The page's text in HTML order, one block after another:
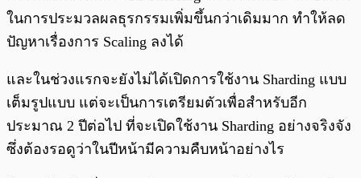
ในการประมวลผลธุรกรรมเพิ่มขึ้นกว่าเดิมมาก ทำให้ลด
ปัญหาเรื่องการ Scaling ลงได้
และในช่วงแรกจะยังไม่ได้เปิดการใช้งาน Sharding แบบ
เต็มรูปแบบ แต่จะเป็นการเตรียมตัวเพื่อสำหรับอีก
ประมาณ 2 ปีต่อไป ที่จะเปิดใช้งาน Sharding อย่างจริงจัง
ซึ่งต้องรอดูว่าในปีหน้ามีความคืบหน้าอย่างไร